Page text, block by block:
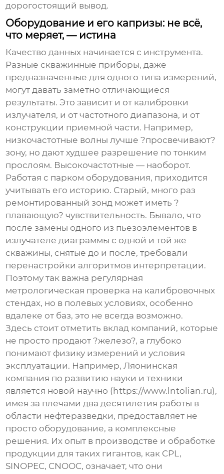
дорогостоящий вывод.
Оборудование и его капризы: не всё,
что меряет, — истина
Качество данных начинается с инструмента.
Разные скважинные приборы, даже
предназначенные для одного типа измерений,
могут давать заметно отличающиеся
результаты. Это зависит и от калибровки
излучателя, и от частотного диапазона, и от
конструкции приемной части. Например,
низкочастотные волны лучше ?просвечивают?
зону, но дают худшее разрешение по тонким
прослоям. Высокочастотные — наоборот.
Работая с парком оборудования, приходится
учитывать его историю. Старый, много раз
ремонтированный зонд может иметь ?
плавающую? чувствительность. Бывало, что
после замены одного из пьезоэлементов в
излучателе диаграммы с одной и той же
скважины, снятые до и после, требовали
перенастройки алгоритмов интерпретации.
Поэтому так важна регулярная
метрологическая проверка на калибровочных
стендах, но в полевых условиях, особенно
вдалеке от баз, это не всегда возможно.
Здесь стоит отметить вклад компаний, которые
не просто продают ?железо?, а глубоко
понимают физику измерений и условия
эксплуатации. Например,Ляонинская
компания по развитию науки и техники
является новой научно ( https://www.lntolian.ru),
имея за плечами два десятилетия работы в
области нефтеразведки, предоставляет не
просто оборудование, а комплексные
решения. Их опыт в производстве и обработке
продукции для таких гигантов, как CPL,
SINOPEC, CNOOC, означает, что они